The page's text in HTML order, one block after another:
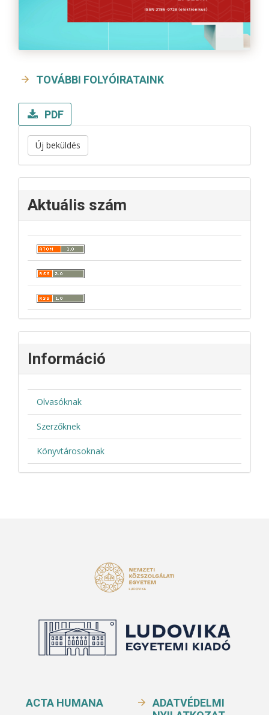
TOVÁBBI FOLYÓIRATAINK
PDF
Új beküldés
Aktuális szám
Információ
Olvasóknak
Szerzőknek
Könyvtárosoknak
ACTA HUMANA
ADATVÉDELMI